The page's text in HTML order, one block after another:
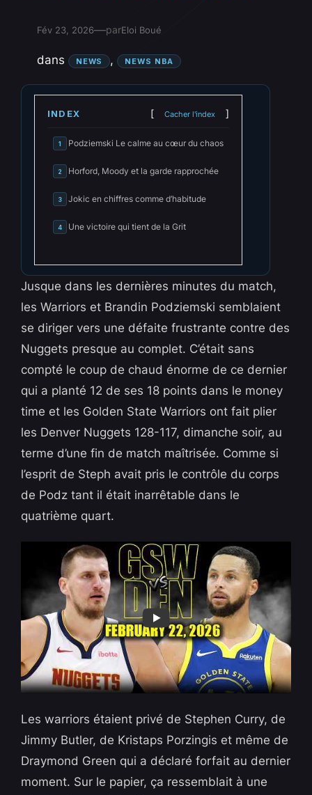
Fév 23, 2026—parEloi Boué
dans NEWS , NEWS NBA
INDEX Cacher l'index
1 Podziemski Le calme au cœur du chaos
2 Horford, Moody et la garde rapprochée
3 Jokic en chiffres comme d’habitude
4 Une victoire qui tient de la Grit
Jusque dans les dernières minutes du match,
les Warriors et Brandin Podziemski semblaient
se diriger vers une défaite frustrante contre des
Nuggets presque au complet. C’était sans
compté le coup de chaud énorme de ce dernier
qui a planté 12 de ses 18 points dans le money
time et les Golden State Warriors ont fait plier
les Denver Nuggets 128-117, dimanche soir, au
terme d’une fin de match maîtrisée. Comme si
l’esprit de Steph avait pris le contrôle du corps
de Podz tant il était inarrêtable dans le
quatrième quart.
Les warriors étaient privé de Stephen Curry, de
Jimmy Butler, de Kristaps Porzingis et même de
Draymond Green qui a déclaré forfait au dernier
moment. Sur le papier, ça ressemblait à une